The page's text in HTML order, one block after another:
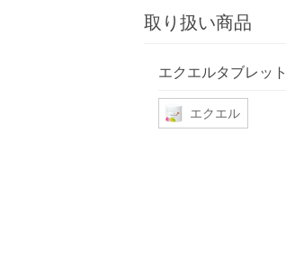
取り扱い商品
エクエルタブレット
エクエル